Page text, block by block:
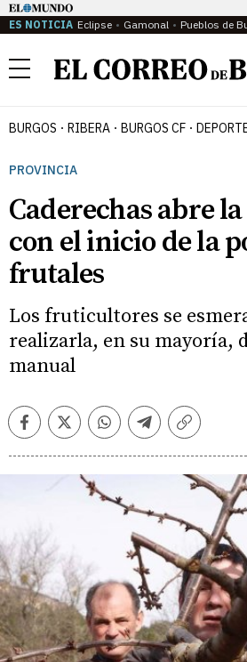
ES NOTICIA Eclipse Gamonal Pueblos de
Menú
BURGOS RIBERA BURGOS CF
PROVINCIA
Caderechas abre
con el inicio de la
frutales
Los fruticultores se
realizarla, en su mayoría,
manual
FacebookTwitterWhatsappTelegramCopiar